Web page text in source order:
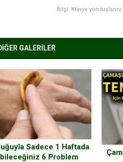
Bilgi: Klavye yön
GALERİLER
Sadece 1 Haftada
6 Problem